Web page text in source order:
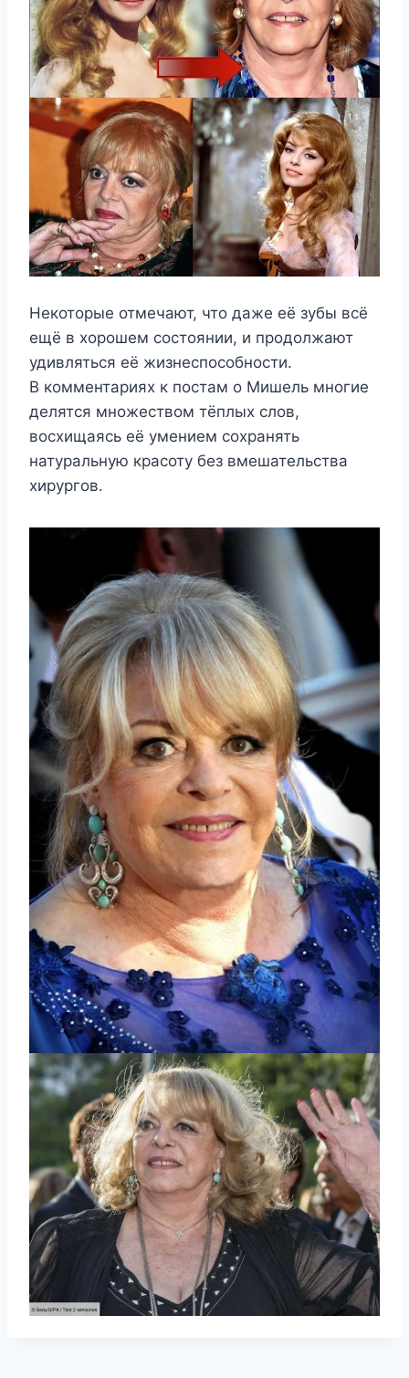
Некоторые отмечают, что даже её зубы всё
ещё в хорошем состоянии, и продолжают
удивляться её жизнеспособности.
В комментариях к постам о Мишель многие
делятся множеством тёплых слов,
восхищаясь её умением сохранять
натуральную красоту без вмешательства
хирургов.